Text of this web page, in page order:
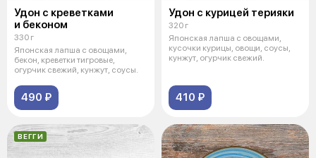
Удон с креветками
и беконом
330 г
Японская лапша с овощами,
бекон, креветки тигровые,
огурчик свежий, кунжут, соусы.
490 ₽
Удон с курицей терияки
320 г
Японская лапша с овощами,
кусочки курицы, овощи, соусы,
кунжут, огурчик свежий.
410 ₽
ВЕГГИ